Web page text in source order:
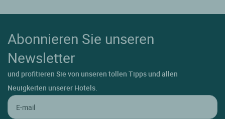
Abonnieren Sie unseren
Newsletter
und profitieren Sie von unseren tollen Tipps und allen
Neuigkeiten unserer Hotels.